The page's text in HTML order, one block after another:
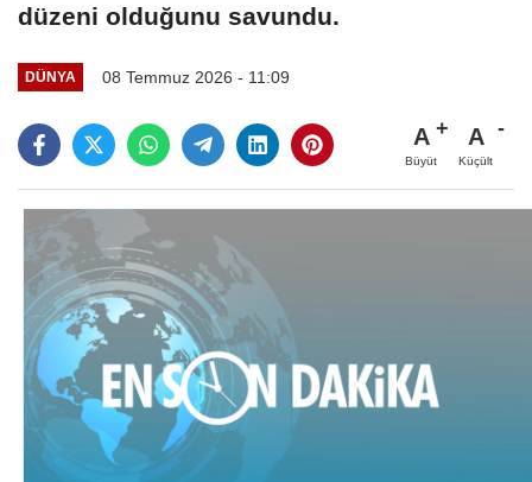
düzeni olduğunu savundu.
DÜNYA 08 Temmuz 2026 - 11:09
A
Büyüt
A
Küçült